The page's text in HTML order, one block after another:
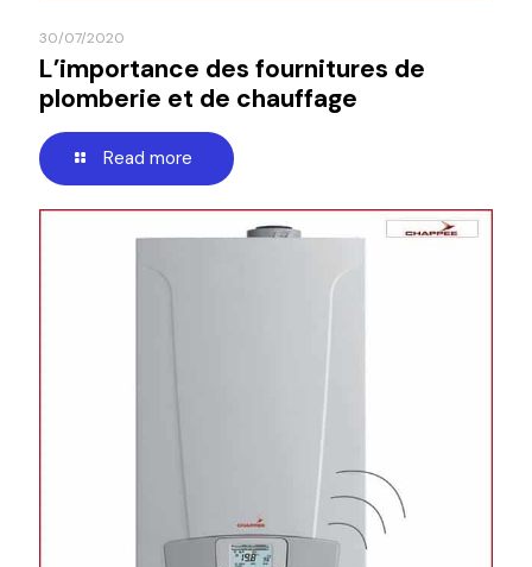
30/07/2020
L’importance des fournitures de
plomberie et de chauffage
Read more